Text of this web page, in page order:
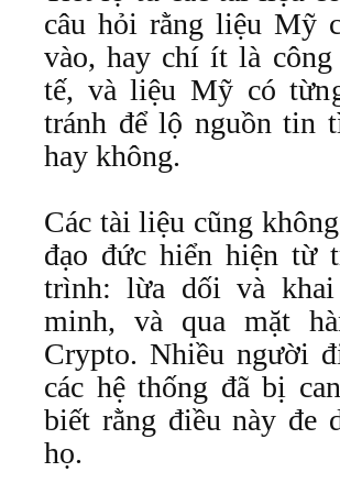
câu hỏi rằng liệu Mỹ
vào, hay chí ít là công
tế, và liệu Mỹ có
tránh để lộ nguồn tin
hay không.
Các tài liệu cũng
đạo đức hiển hiện từ
trình: lừa dối và
minh, và qua mặt
Crypto. Nhiều người
các hệ thống đã bị
biết rằng điều này đe
họ.